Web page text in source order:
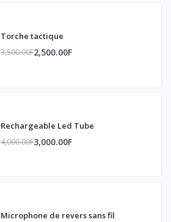
Torche tactique
3,500.00F2,500.00F
Rechargeable Led Tube
4,000.00F3,000.00F
Microphone de revers sans fil